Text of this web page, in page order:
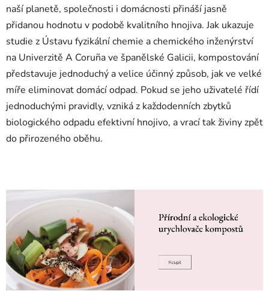
naší planetě, společnosti i domácnosti přináší jasně
přidanou hodnotu v podobě kvalitního hnojiva. Jak ukazuje
studie z Ústavu fyzikální chemie a chemického inženýrství
na Univerzitě A Coruña ve španělské Galicii, kompostování
představuje jednoduchý a velice účinný způsob, jak ve velké
míře eliminovat domácí odpad. Pokud se jeho uživatelé řídí
jednoduchými pravidly, vzniká z každodenních zbytků
biologického odpadu efektivní hnojivo, a vrací tak živiny zpět
do přirozeného oběhu.